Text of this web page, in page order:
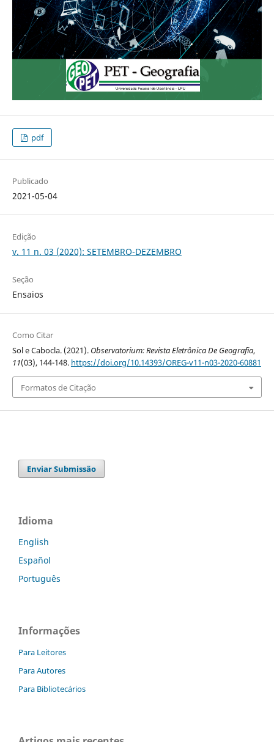
pdf
Publicado
2021-05-04
Edição
v. 11 n. 03 (2020): SETEMBRO-DEZEMBRO
Seção
Ensaios
Como Citar
Sol e Cabocla. (2021). Observatorium: Revista Eletrônica De Geografia,
11(03), 144-148. https://doi.org/10.14393/OREG-v11-n03-2020-60881
Formatos de Citação
Enviar Submissão
Idioma
English
Español
Português
Informações
Para Leitores
Para Autores
Para Bibliotecários